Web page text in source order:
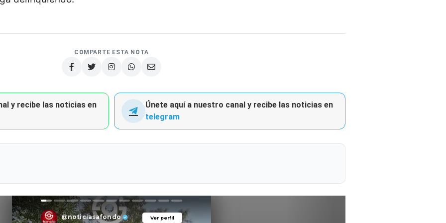
COMPARTE ESTA NOTA
y recibe las noticias en
Únete aquí a nuestro canal y recibe las noticias en
telegram
Ver perfil
@noticiasafondo Ver perfil